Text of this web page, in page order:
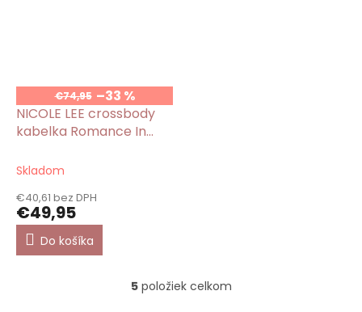
€74,95 –33 %
NICOLE LEE crossbody
kabelka Romance In
Skladom
€40,61 bez DPH
€49,95
Do košíka
O
5položiek celkom